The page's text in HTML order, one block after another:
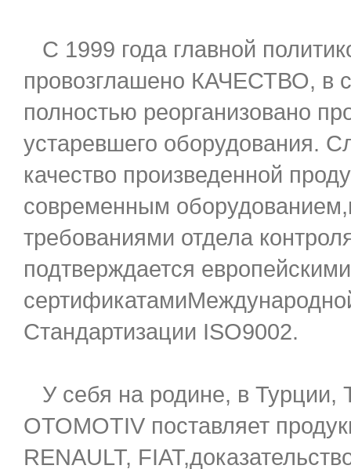
С 1999 года главной
провозглашено КАЧЕСТВО, в
полностью реорганизовано
устаревшего оборудования.
качество произведенной
современным
требованиями отдела
подтверждается европейскими
Стандартизации ISO9002.
У себя на родине, в Турции,
OTOMOTIV поставляет
RENAULT,